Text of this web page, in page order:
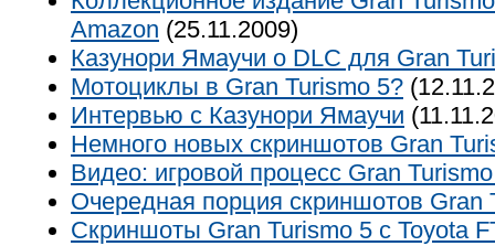
Amazon (25.11.2009)
Казунори Ямаучи о DLC для Gran
Мотоциклы в Gran Turismo 5?
Интервью с Казунори Ямаучи
Немного новых скриншотов Gran
Видео: игровой процесс Gran
Очередная порция скриншотов Gran
Скриншоты Gran Turismo 5 с Toyota